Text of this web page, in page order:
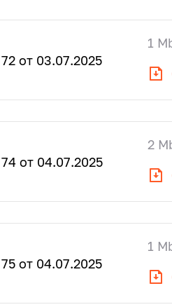
от 03.07.2025
1
от 04.07.2025
2
от 04.07.2025
1